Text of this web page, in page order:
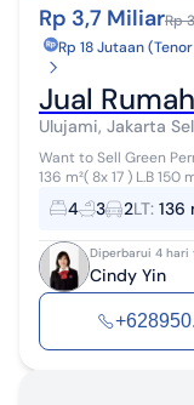
Rp 3,7 MiliarRp
Rp 18 Jutaan
Ulujami, Jakarta
Want to Sell Green
136 m²( 8x 17 ) L.B 150
4 3 2LT: 136
Diperbarui 4 hari
Cindy Yin